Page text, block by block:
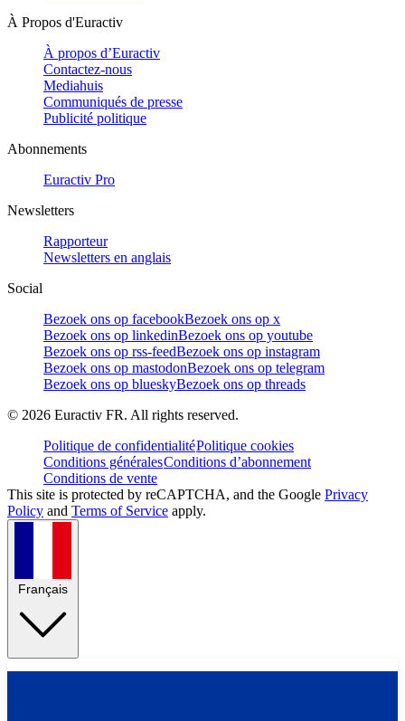
À Propos d'Euractiv
À propos d’Euractiv
Contactez-nous
Mediahuis
Communiqués de presse
Publicité politique
Abonnements
Euractiv Pro
Newsletters
Rapporteur
Newsletters en anglais
Social
Bezoek ons op facebookBezoek ons op x
Bezoek ons op linkedinBezoek ons op youtube
Bezoek ons op rss-feedBezoek ons op instagram
Bezoek ons op mastodonBezoek ons op telegram
Bezoek ons op blueskyBezoek ons op threads
© 2026 Euractiv FR. All rights reserved.
Politique de confidentialitéPolitique cookies
Conditions généralesConditions d’abonnement
Conditions de vente
This site is protected by reCAPTCHA, and the Google Privacy
Policy and Terms of Service apply.
Français